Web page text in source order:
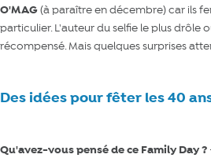
O'MAG(à paraître en décembre) car ils
particulier. L'auteur du selfie le plus drôle
récompensé. Mais quelques surprises
Des idées pour fêter les 40
Qu'avez-vous pensé de ce Family Day ?